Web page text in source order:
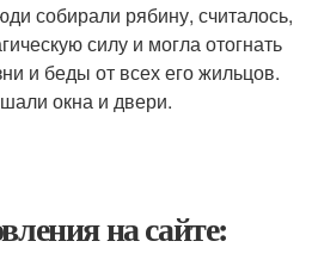
собирали рябину, считалось,
силу и могла отогнать
и беды от всех его жильцов.
окна и двери.
на сайте: